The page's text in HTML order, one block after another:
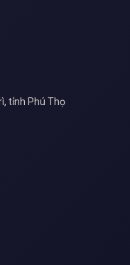
tỉnh Phú Thọ